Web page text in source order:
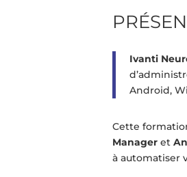
Ivanti
Android,
Cette
Manager et
à automatiser